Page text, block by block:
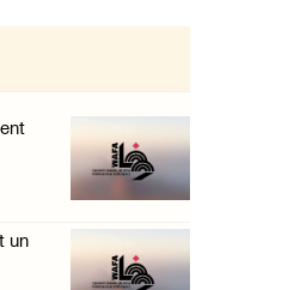
sur la Ci ...
dans l ...
menée ...
du Conseil
relations avec
un